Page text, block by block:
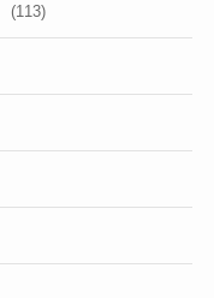
(113)